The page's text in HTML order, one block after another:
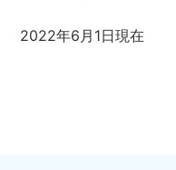
2022年6月1日現在